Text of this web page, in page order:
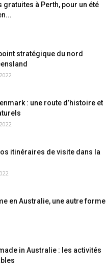
gratuites à Perth, pour un été
stratégique du nord
: une route d’histoire et
itinéraires de visite dans la
en Australie, une autre forme
in Australie : les activités